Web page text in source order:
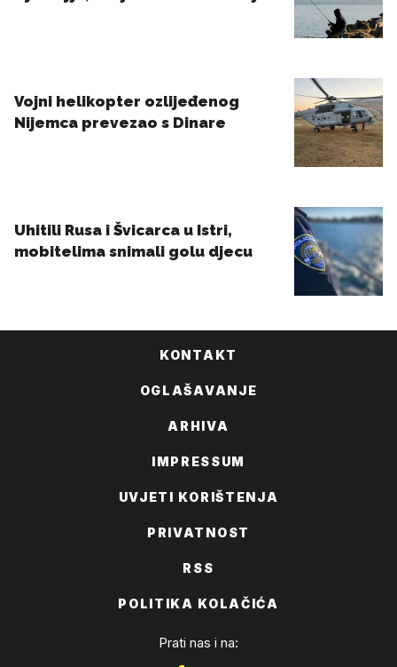
KONTAKT
OGLAŠAVANJE
ARHIVA
IMPRESSUM
UVJETI KORIŠTENJA
PRIVATNOST
RSS
POLITIKA KOLAČIĆA
Prati nas i na: